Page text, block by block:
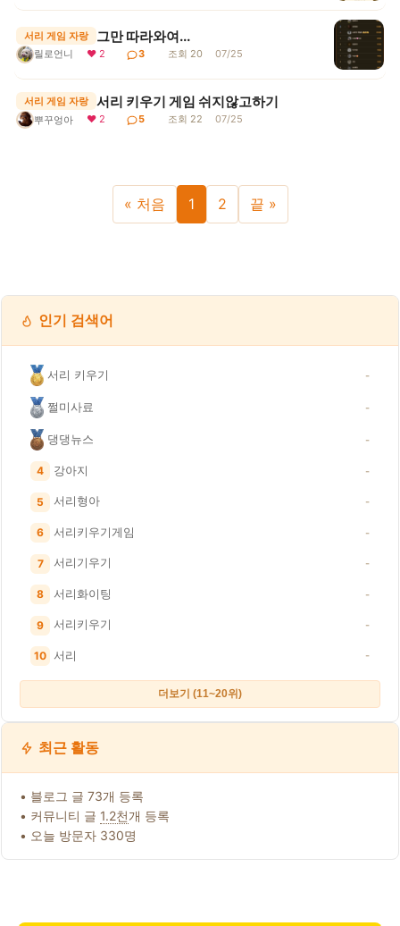
서리 게임 자랑 그만 따라와여...
릴로언니 ❤ 2 3 조회 20 07/25
서리 게임 자랑 서리 키우기 게임 쉬지않고하기
뿌꾸엉아 ❤ 2 5 조회 22 07/25
« 처음 1 2 끝 »
인기 검색어
서리 키우기 -
쩔미사료 -
댕댕뉴스 -
4 강아지 -
5 서리형아 -
6 서리키우기게임 -
7 서리기우기 -
8 서리화이팅 -
9 서리키우기 -
10 서리 -
더보기 (11~20위)
최근 활동
• 블로그 글 73개 등록
• 커뮤니티 글 1.2천개 등록
• 오늘 방문자 330명